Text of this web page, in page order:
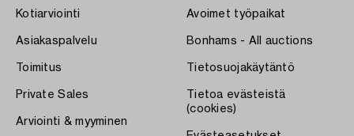
Kotiarviointi
Asiakaspalvelu
Toimitus
Private Sales
Arviointi & myyminen
Avoimet työpaikat
Bonhams - All auctions
Tietosuojakäytäntö
Tietoa evästeistä
(cookies)